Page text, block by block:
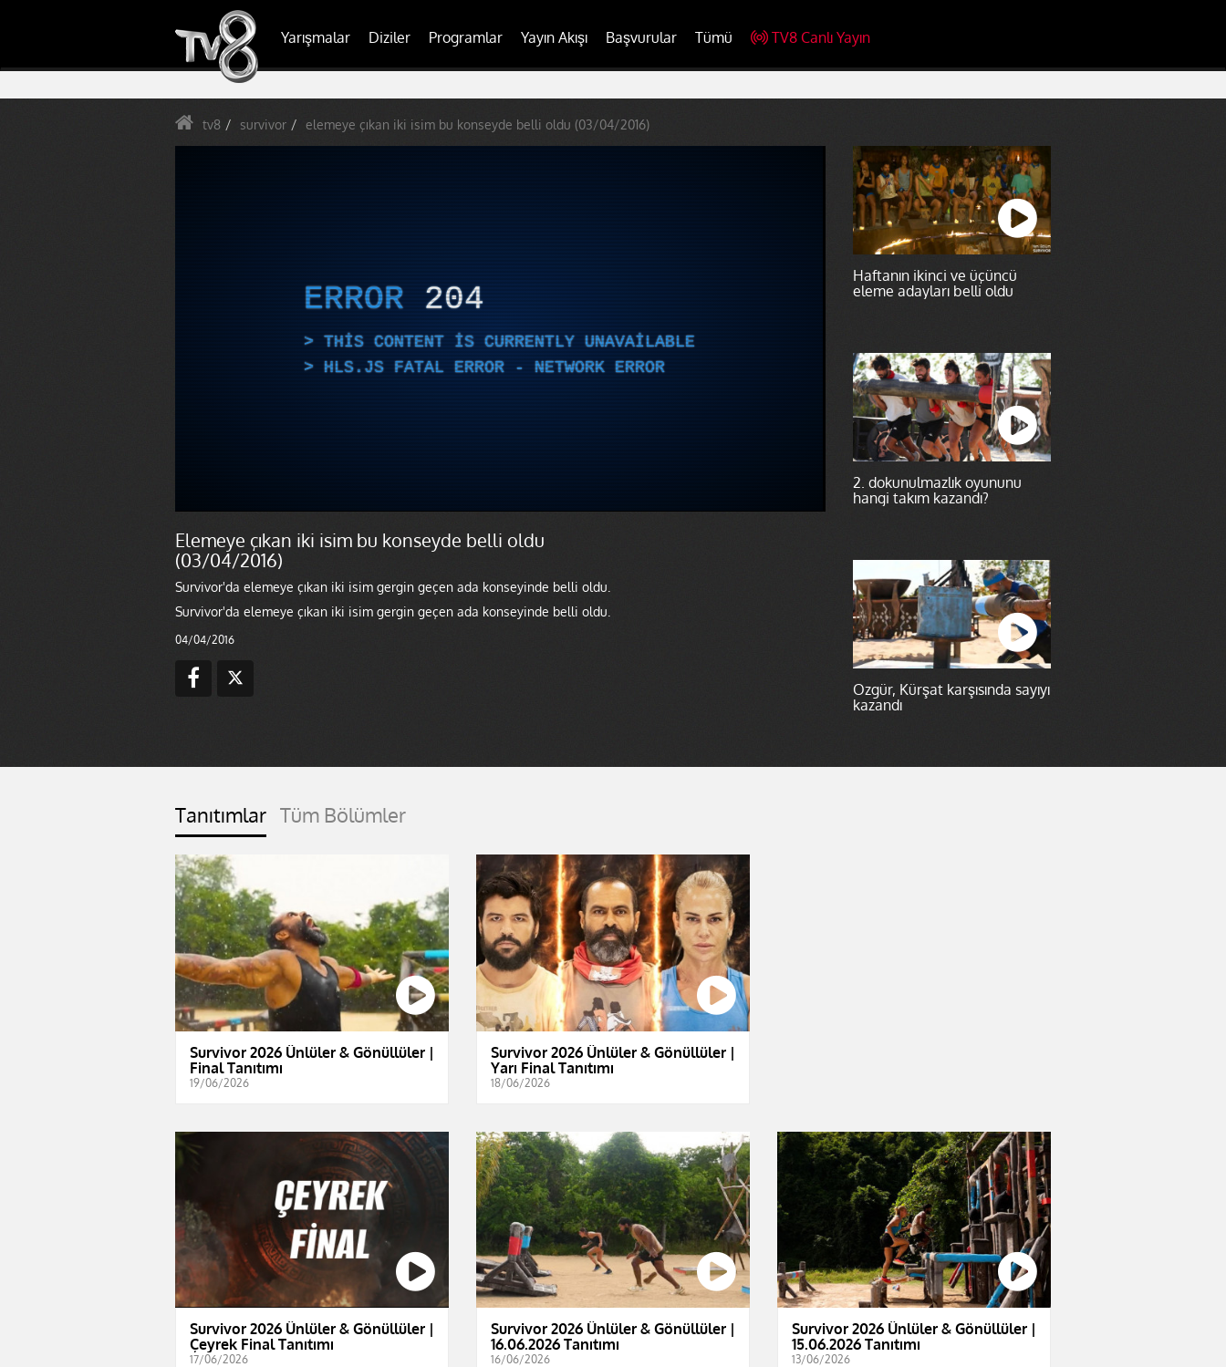
Yarışmalar Diziler Programlar Yayın Akışı Başvurular Tümü TV8 Canlı Yayın
tv8 survivor elemeye çıkan iki isim bu konseyde belli oldu (03/04/2016)
ERROR 204
THIS CONTENT IS CURRENTLY UNAVAILABLE
HLS.JS FATAL ERROR - NETWORK ERROR
Elemeye çıkan iki isim bu konseyde belli oldu
(03/04/2016)
Survivor'da elemeye çıkan iki isim gergin geçen ada konseyinde belli oldu.
Survivor'da elemeye çıkan iki isim gergin geçen ada konseyinde belli oldu.
04/04/2016
Haftanın ikinci ve üçüncü
eleme adayları belli oldu
2. dokunulmazlık oyununu
hangi takım kazandı?
Özgür, Kürşat karşısında sayıyı
kazandı
Tanıtımlar Tüm Bölümler
Survivor 2026 Ünlüler & Gönüllüler |
Final Tanıtımı
19/06/2026
Survivor 2026 Ünlüler & Gönüllüler |
Yarı Final Tanıtımı
18/06/2026
Survivor 2026 Ünlüler & Gönüllüler |
Çeyrek Final Tanıtımı
17/06/2026
Survivor 2026 Ünlüler & Gönüllüler |
16.06.2026 Tanıtımı
16/06/2026
Survivor 2026 Ünlüler & Gönüllüler |
15.06.2026 Tanıtımı
13/06/2026